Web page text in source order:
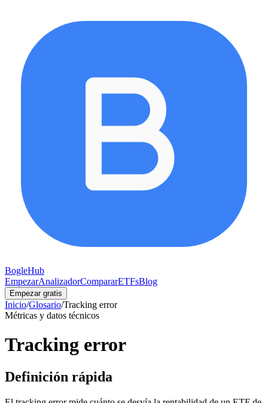
BogleHub
EmpezarAnalizadorCompararETFsBlog
Empezar gratis
Inicio/Glosario/Tracking error
Métricas y datos técnicos
Tracking error
Definición rápida